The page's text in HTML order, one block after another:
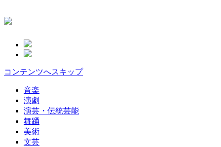
コンテンツへスキップ
音楽
演劇
演芸・伝統芸能
舞踊
美術
文芸